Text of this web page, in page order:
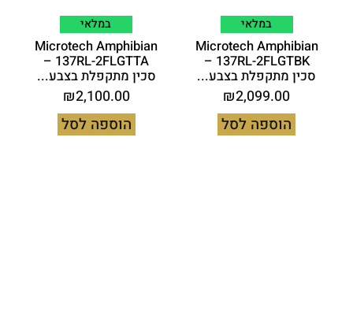
במלאי
Microtech Amphibian
137RL-2FLGTBK –
סכין מתקפלת בצבע...
₪2,099.00
הוספה לסל
במלאי
Microtech Amphibian
137RL-2FLGTTA –
סכין מתקפלת בצבע...
₪2,100.00
הוספה לסל